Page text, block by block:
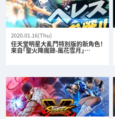
2020.01.16(Thu)
任天堂明星大亂鬥特別版的新角色！
來自「聖火降魔錄-風花雪月」…